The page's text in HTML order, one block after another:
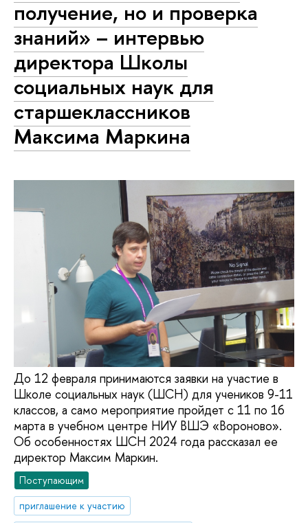
получение, но и проверка
знаний» – интервью
директора Школы
социальных наук для
старшеклассников
Максима Маркина
До 12 февраля принимаются заявки на участие в
Школе социальных наук (ШСН) для учеников 9-11
классов, а само мероприятие пройдет с 11 по 16
марта в учебном центре НИУ ВШЭ «Вороново».
Об особенностях ШСН 2024 года рассказал ее
директор Максим Маркин.
Поступающим
приглашение к участию